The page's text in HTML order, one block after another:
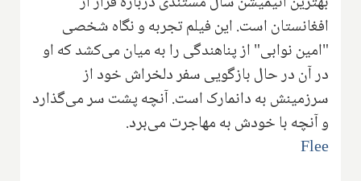
افغانستان است. این فیلم تجربه و نگاه شخصی
"امین نوابی" از پناهندگی را به میان می‌کشد که او
در آن در حال بازگویی سفر دلخراش خود از
سرزمینش به دانمارک است. آنچه پشت سر می‌گذارد
و آنچه با خودش به مهاجرت می‌برد.
Flee